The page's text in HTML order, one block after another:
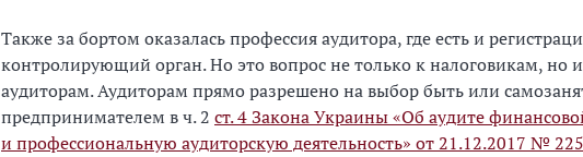
Также за бортом оказалась профессия аудитора, где есть и
контролирующий орган. Но это вопрос не только к налоговикам, но
аудиторам. Аудиторам прямо разрешено на выбор быть или
предпринимателем в ч. 2 ст. 4 Закона Украины «Об аудите
и профессиональную аудиторскую деятельность» от 21.12.2017 №